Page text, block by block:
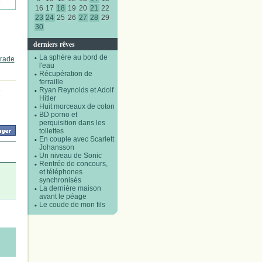
16 17 18 19 20 21 22
23 24 25 26 27 28 29
30
derniers rêves
La sphère au bord de
l'eau
Récupération de
ferraille
Ryan Reynolds et Adolf
Hitler
Huit morceaux de coton
BD porno et
perquisition dans les
toilettes
En couple avec Scarlett
Johansson
Un niveau de Sonic
Rentrée de concours,
et téléphones
synchronisés
La dernière maison
avant le péage
Le coude de mon fils